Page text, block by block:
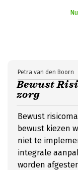
Bewust
zorg
Petra van den Boorn
Bewust
bewust kiezen
niet te
integrale
worden